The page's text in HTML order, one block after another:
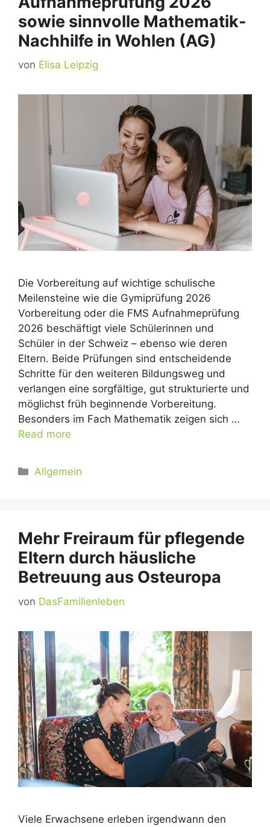
sowie sinnvolle Mathematik-
Nachhilfe in Wohlen (AG)
von Elisa Leipzig
Die Vorbereitung auf wichtige schulische
Meilensteine wie die Gymiprüfung 2026
Vorbereitung oder die FMS Aufnahmeprüfung
2026 beschäftigt viele Schülerinnen und
Schüler in der Schweiz – ebenso wie deren
Eltern. Beide Prüfungen sind entscheidende
Schritte für den weiteren Bildungsweg und
verlangen eine sorgfältige, gut strukturierte und
möglichst früh beginnende Vorbereitung.
Besonders im Fach Mathematik zeigen sich …
Read more
Kategorien
Allgemein
Mehr Freiraum für pflegende
Eltern durch häusliche
Betreuung aus Osteuropa
von DasFamilienleben
Viele Erwachsene erleben irgendwann den